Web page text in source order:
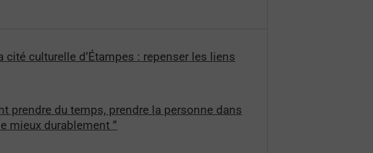
cité culturelle d’Étampes : repenser les liens
prendre du temps, prendre la personne dans
mieux durablement ”